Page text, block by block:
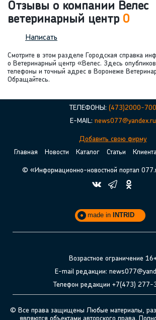
Отзывы о компании Велес
ветеринарный центр 0
Написать
Смотрите в этом разделе Городская справка
о Ветеринарный центр «Велес. Здесь
телефоны и точный адрес в Воронеже
Обращайтесь.
ТЕЛЕФОНЫ: (473)2000-700
E-MAIL: news077@yandex.ru
Добавить свою фирму
Главная
Новости Каталог Статьи
© «Информационно-новостной портал
made in INTRID
Возрастное ограничение
E-mail редакции:
Телефон редакции +7(473)
© Все права защищены Любые материалы,